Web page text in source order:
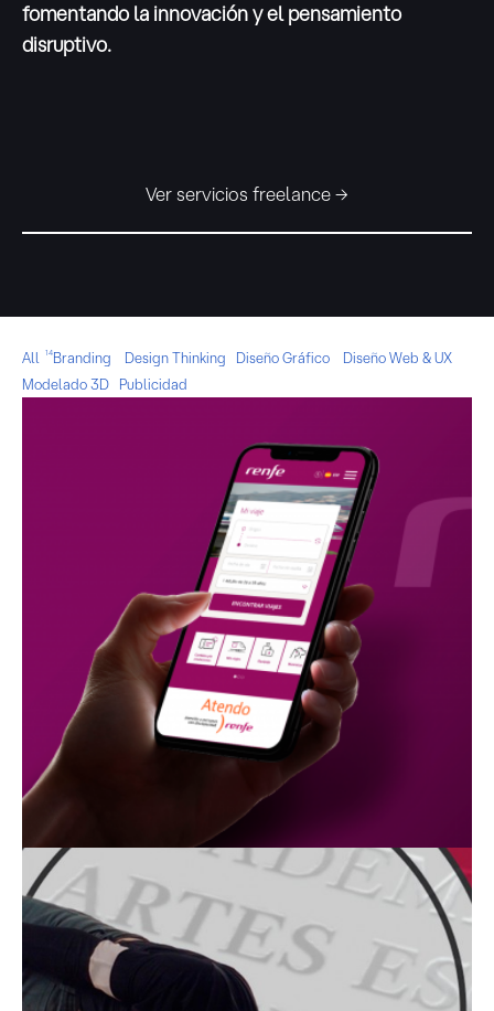
fomentando la innovación y el pensamiento
disruptivo.
Ver servicios freelance →
All 14Branding Design Thinking Diseño Gráfico
Diseño Web & UX
Modelado 3D
Publicidad